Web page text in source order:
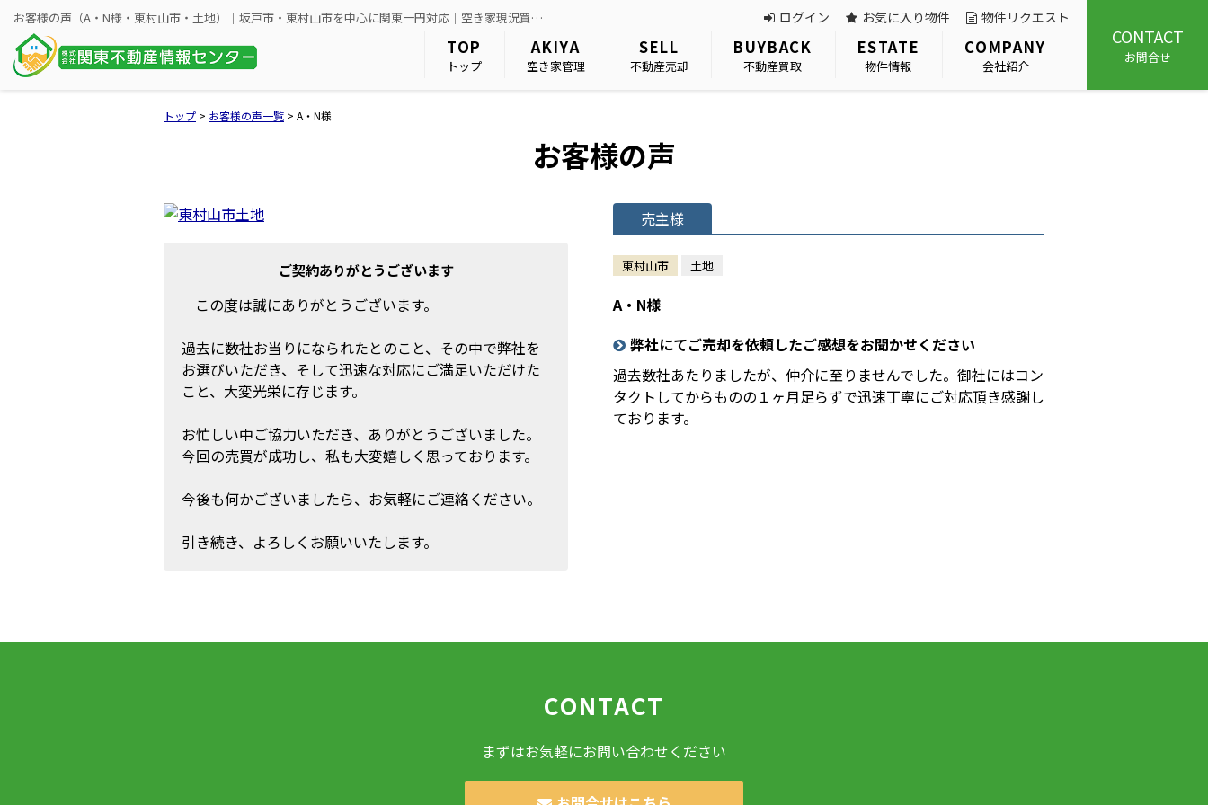
お客様の声（A・N様・東村山市・土地）｜坂戸市・東村山市を中心に関東一円対応｜空き家現況買取・不動産売却なら関東不動産情報センター ログイン お気に入り物件 物件リクエスト
TOP
トップ
AKIYA
空き家管理
SELL
不動産売却
BUYBACK
不動産買取
ESTATE
物件情報
COMPANY
会社紹介
CONTACT
お問合せ
トップ > お客様の声一覧 > A・N様
お客様の声
ご契約ありがとうございます
この度は誠にありがとうございます。
過去に数社お当りになられたとのこと、その中で弊社を
お選びいただき、そして迅速な対応にご満足いただけた
こと、大変光栄に存じます。
お忙しい中ご協力いただき、ありがとうございました。
今回の売買が成功し、私も大変嬉しく思っております。
今後も何かございましたら、お気軽にご連絡ください。
引き続き、よろしくお願いいたします。
売主様
東村山市 土地
A・N様
弊社にてご売却を依頼したご感想をお聞かせください
過去数社あたりましたが、仲介に至りませんでした。御社にはコン
タクトしてからものの１ヶ月足らずで迅速丁寧にご対応頂き感謝し
ております。
CONTACT
まずはお気軽にお問い合わせください